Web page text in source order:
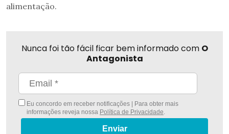
alimentação.
Nunca foi tão fácil ficar bem informado com O
Antagonista
Eu concordo em receber notificações | Para obter mais
informações reveja nossa Política de Privacidade.
Enviar